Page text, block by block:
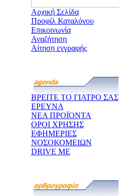
Αρχική Σελίδα
Προφίλ Καταλόγου
Επικοινωνία
Αναζήτηση
Αίτηση εγγραφής
ΒΡΕΙΤΕ ΤΟ ΓΙΑΤΡΟ ΣΑΣ
ΕΡΕΥΝΑ
ΝΕΑ ΠΡΟΪΟΝΤΑ
ΟΡΟΙ ΧΡΗΣΗΣ
ΕΦΗΜΕΡΙΕΣ
ΝΟΣΟΚΟΜΕΙΩΝ
DRIVE ME